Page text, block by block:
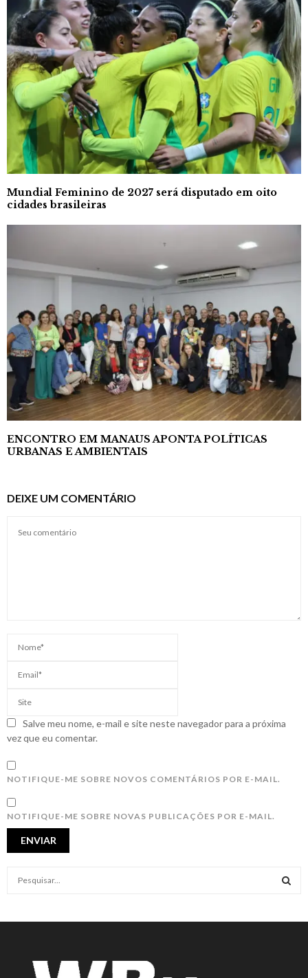
Mundial Feminino de 2027 será disputado em oito
cidades brasileiras
ENCONTRO EM MANAUS APONTA POLÍTICAS
URBANAS E AMBIENTAIS
DEIXE UM COMENTÁRIO
Salve meu nome, e-mail e site neste navegador para a próxima
vez que eu comentar.
NOTIFIQUE-ME SOBRE NOVOS COMENTÁRIOS POR E-MAIL.
NOTIFIQUE-ME SOBRE NOVAS PUBLICAÇÕES POR E-MAIL.